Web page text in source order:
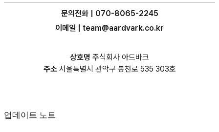
문의전화 | 070-8065-2245
이메일 | team@aardvark.co.kr
상호명 주식회사 아드바크
주소서울특별시 관악구 봉천로 535 303호
업데이트 노트